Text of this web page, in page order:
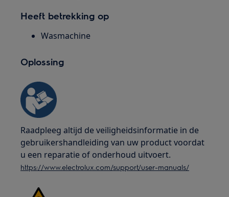
Heeft betrekking op
Wasmachine
Oplossing
Raadpleeg altijd de veiligheidsinformatie in de
gebruikershandleiding van uw product voordat
u een reparatie of onderhoud uitvoert.
https://www.electrolux.com/support/user-manuals/